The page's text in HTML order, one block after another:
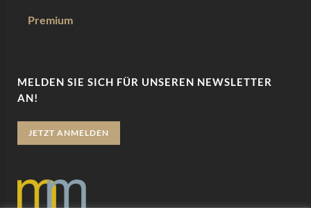
Premium
MELDEN SIE SICH FÜR UNSEREN NEWSLETTER
AN!
JETZT ANMELDEN